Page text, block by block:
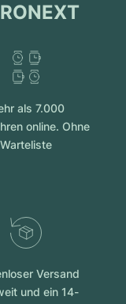
als 7.000
online. Ohne
Warteliste
Versand
und ein 14-